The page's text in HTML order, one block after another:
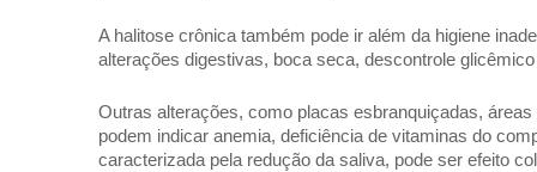
A halitose crônica também pode ir além da higiene
alterações digestivas, boca seca, descontrole
Outras alterações, como placas esbranquiçadas,
podem indicar anemia, deficiência de vitaminas do
caracterizada pela redução da saliva, pode ser efeito